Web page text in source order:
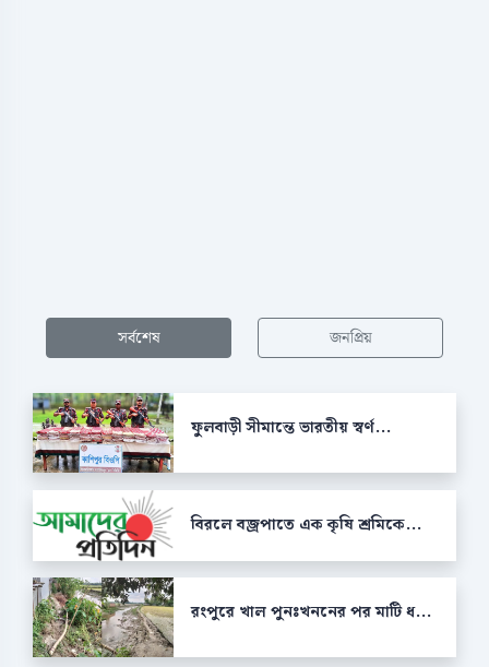
সর্বশেষ জনপ্রিয়
ফুলবাড়ী সীমান্তে ভারতীয় স্বর্ণ...
বিরলে বজ্রপাতে এক কৃষি শ্রমিকে...
রংপুরে খাল পুনঃখননের পর মাটি ধ...